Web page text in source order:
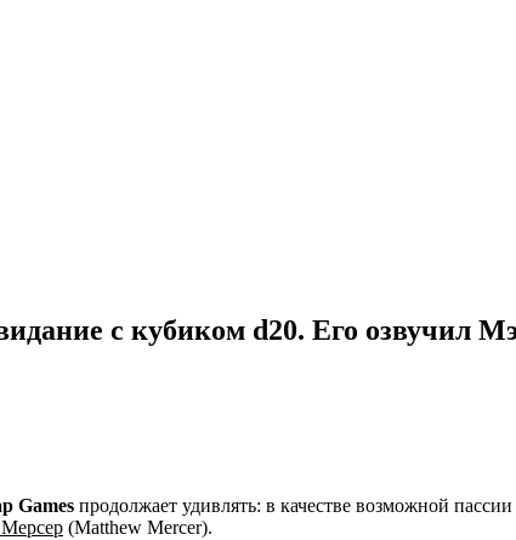
с кубиком d20. Его озвучил
Games продолжает удивлять: в качестве возможной
(Matthew Mercer).